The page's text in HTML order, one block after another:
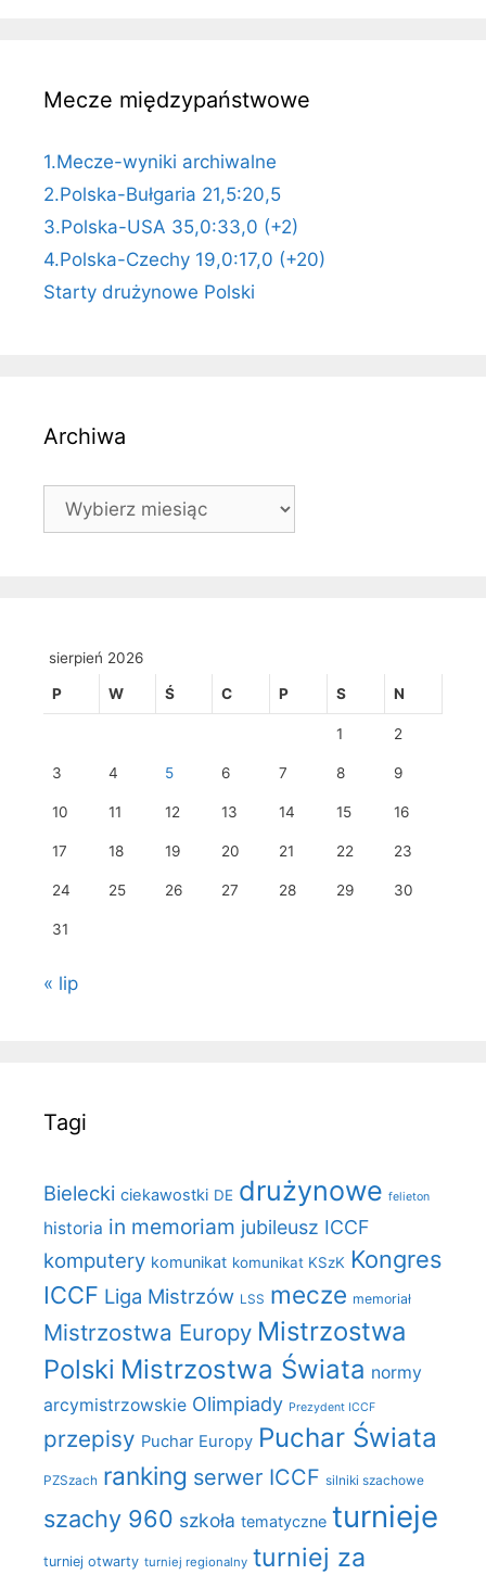
Mecze międzypaństwowe
1.Mecze-wyniki archiwalne
2.Polska-Bułgaria 21,5:20,5
3.Polska-USA 35,0:33,0 (+2)
4.Polska-Czechy 19,0:17,0 (+20)
Starty drużynowe Polski
Archiwa
Archiwa
sierpień 2026
P W Ś C P S N
1 2
3 4 5 6 7 8 9
10 11 12 13 14 15 16
17 18 19 20 21 22 23
24 25 26 27 28 29 30
31
« lip
Tagi
Bielecki ciekawostki DE drużynowe felieton
historia in memoriam jubileusz ICCF
komputery komunikat komunikat KSzK Kongres
ICCF Liga Mistrzów LSS mecze memoriał
Mistrzostwa Europy Mistrzostwa
Polski Mistrzostwa Świata normy
arcymistrzowskie Olimpiady Prezydent ICCF
przepisy Puchar Europy Puchar Świata
PZSzach ranking serwer ICCF silniki szachowe
szachy 960 szkoła tematyczne turnieje
turniej otwarty turniej regionalny turniej za